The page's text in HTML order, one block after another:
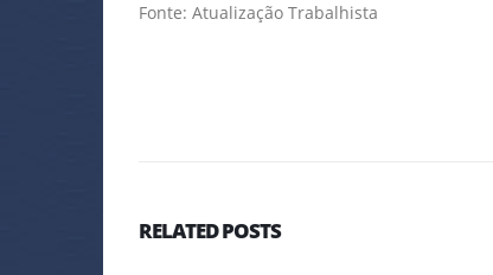
Fonte: Atualização Trabalhista
RELATEDPOSTS